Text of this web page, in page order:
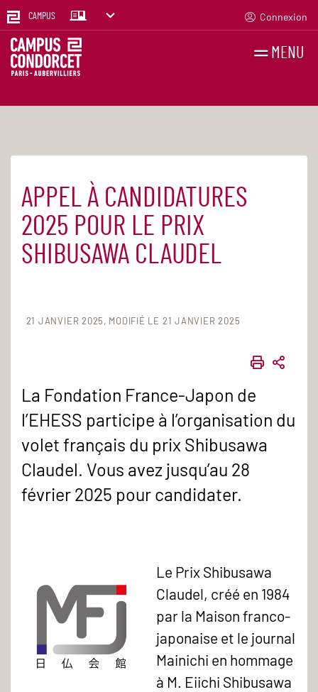
CAMPUS Connexion
MENU
Accueil Actualités
APPEL À CANDIDATURES
2025 POUR LE PRIX
SHIBUSAWA CLAUDEL
21 JANVIER 2025 MODIFIÉ LE 21 JANVIER 2025
La Fondation France-Japon de
l’EHESS participe à l’organisation du
volet français du prix Shibusawa
Claudel. Vous avez jusqu’au 28
février 2025 pour candidater.
Le Prix Shibusawa
Claudel, créé en 1984
par la Maison franco-
japonaise et le journal
Mainichi en hommage
à M. Eiichi Shibusawa